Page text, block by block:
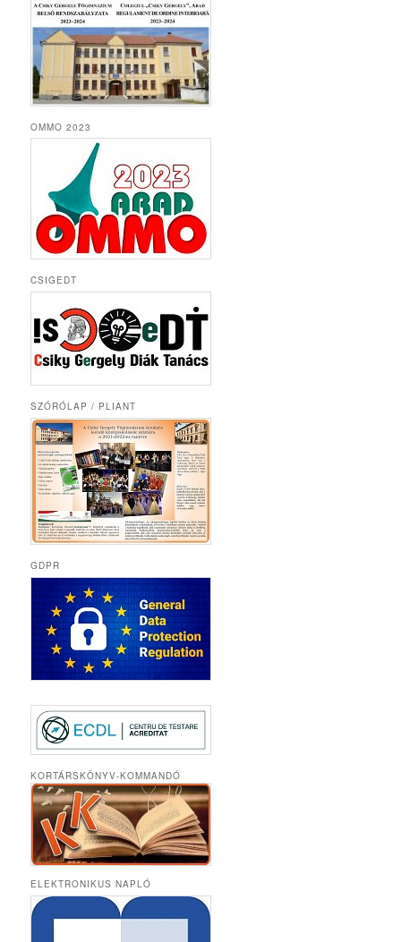
OMMO 2023
CSIGEDT
SZÓRÓLAP / PLIANT
GDPR
KORTÁRSKÖNYV-KOMMANDÓ
ELEKTRONIKUS NAPLÓ